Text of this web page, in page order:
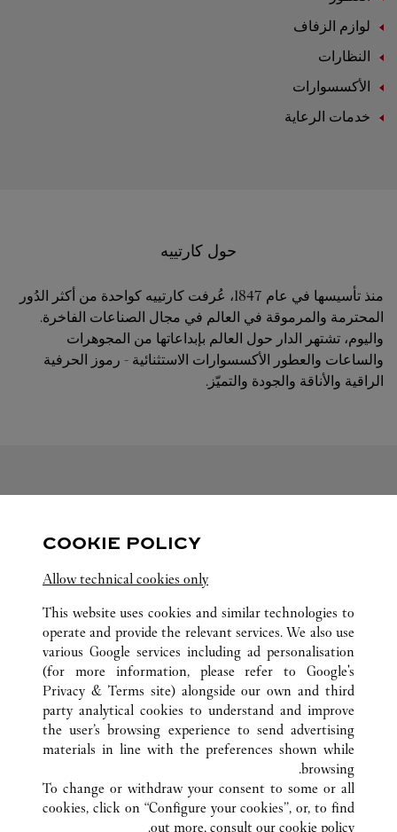
لوازم الزفاف
النظارات
الأكسسوارات
خدمات الرعاية
حول كارتييه
منذ تأسيسها في عام 1847، عُرفت كارتييه كواحدة من أكثر الدُور
المحترمة والمرموقة في العالم في مجال الصناعات الفاخرة.
واليوم، تشتهر الدار حول العالم بإبداعاتها من المجوهرات
والساعات والعطور الأكسسوارات الاستثنائية - رموز الحرفية
الراقية والأناقة والجودة والتميّز.
Link Opens in New Tab
Visit us on Instagram
Link Opens in New Tab
Visit us on Pinterest
Link Opens in New Tab
Visit us on Tumblr
Link Opens in New Tab
Visit us on Twitter
Opens in New Tab
Visit us on Youtube
Opens in New Tab
كافة مواقع كارتييه الصين LIAONING
DALIAN
NO.50 RENMIN ROAD
خدمة العملاء
الاتصال بنا
COOKIE POLICY
Allow technical cookies only
This website uses cookies and similar technologies to
operate and provide the relevant services. We also use
various Google services including ad personalisation
(for more information, please refer to Google's
Privacy & Terms site) alongside our own and third
party analytical cookies to understand and improve
the user’s browsing experience to send advertising
materials in line with the preferences shown while
browsing.
To change or withdraw your consent to some or all
cookies, click on “Configure your cookies”, or, to find
out more, consult our cookie policy.